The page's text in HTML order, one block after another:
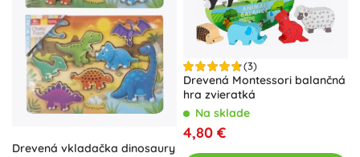
Drevená vkladačka dinosaury
(3)
Drevená Montessori balančná
hra zvieratká
Na sklade
4,80 €